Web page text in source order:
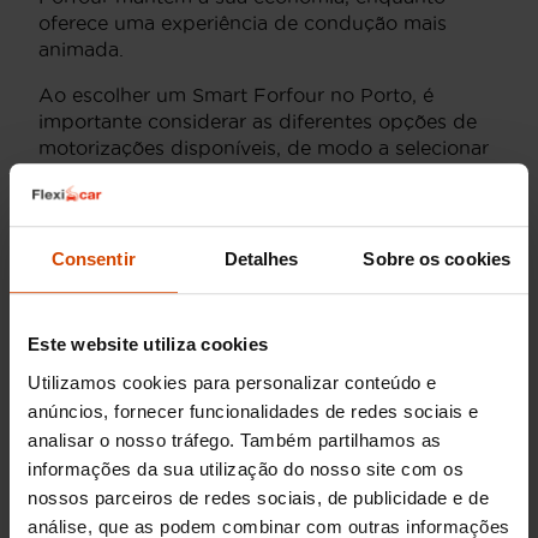
Consentir Detalhes Sobre os cookies
Este website utiliza cookies
Utilizamos cookies para personalizar conteúdo e
anúncios, fornecer funcionalidades de redes sociais e
analisar o nosso tráfego. Também partilhamos as
informações da sua utilização do nosso site com os
nossos parceiros de redes sociais, de publicidade e de
análise, que as podem combinar com outras informações
oferece uma experiência de condução mais
animada.
Ao escolher um Smart Forfour no Porto, é
importante considerar as diferentes opções de
motorizações disponíveis, de modo a selecionar
vida e preferências. Com a Flexicar, pode
encontrar veículos inspecionados e com uma
seleção de confiança, garantindo uma escolha
Preço dos Smart
Forfour usados no
Porto
The Smart Forfour é uma excelente opção para
quem procura um carro urbano compacto, mas